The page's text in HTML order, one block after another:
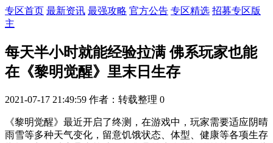
专区首页 最新资讯 最强攻略 官方公告 专区精选 招募专区版
主
每天半小时就能经验拉满 佛系玩家也能
在《黎明觉醒》里末日生存
2021-07-17 21:49:59 作者：转载整理 0
《黎明觉醒》最近开启了终测，在游戏中，玩家需要适应阴晴
雨雪等多种天气变化，留意饥饿状态、体型、健康等各项生存